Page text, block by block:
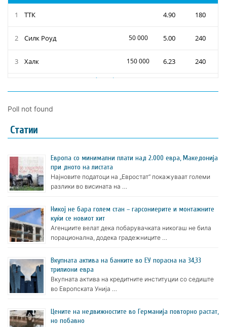
Poll not found
Статии
Европа со минимални плати над 2.000 евра, Македонија
при дното на листата
Најновите податоци на „Евростат“ покажуваат големи
разлики во висината на …
Никој не бара голем стан – гарсониерите и монтажните
куќи се новиот хит
Агенциите велат дека побарувачката никогаш не била
порационална, додека градежниците …
Вкупната актива на банките во ЕУ порасна на 34,33
трилиони евра
Вкупната актива на кредитните институции со седиште
во Европската Унија …
Цените на недвижностите во Германија повторно растат,
но побавно